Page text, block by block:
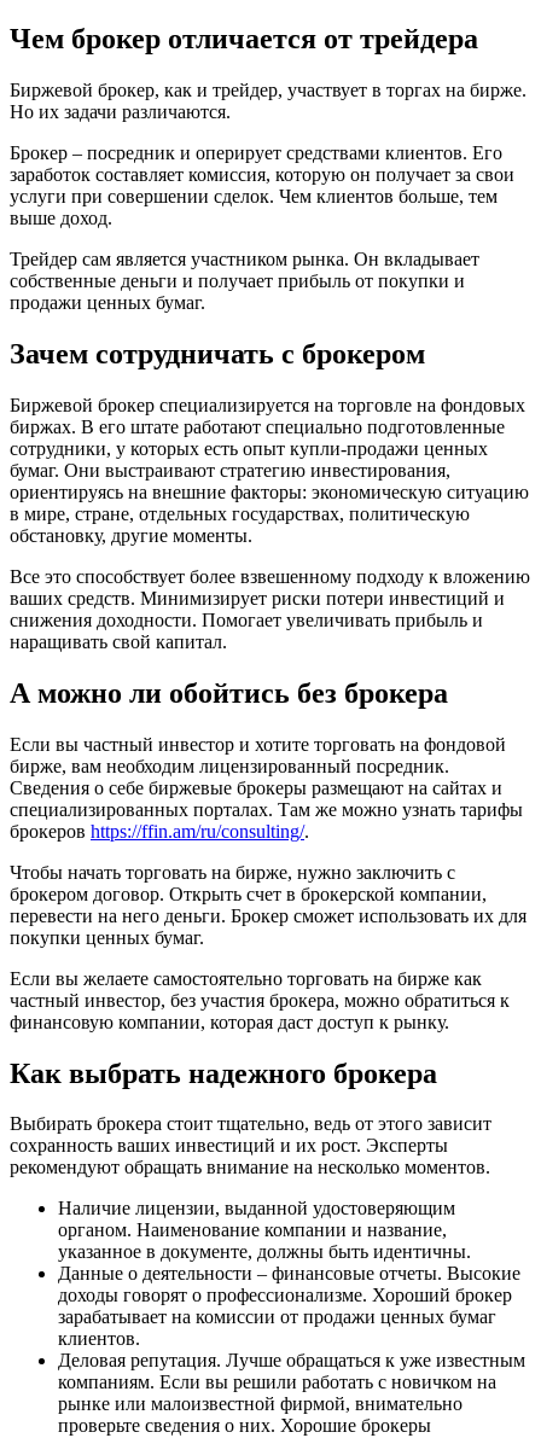
Чем брокер отличается от трейдера
Биржевой брокер, как и трейдер, участвует в торгах на бирже.
Но их задачи различаются.
Брокер – посредник и оперирует средствами клиентов. Его
заработок составляет комиссия, которую он получает за свои
услуги при совершении сделок. Чем клиентов больше, тем
выше доход.
Трейдер сам является участником рынка. Он вкладывает
собственные деньги и получает прибыль от покупки и
продажи ценных бумаг.
Зачем сотрудничать с брокером
Биржевой брокер специализируется на торговле на фондовых
биржах. В его штате работают специально подготовленные
сотрудники, у которых есть опыт купли-продажи ценных
бумаг. Они выстраивают стратегию инвестирования,
ориентируясь на внешние факторы: экономическую ситуацию
в мире, стране, отдельных государствах, политическую
обстановку, другие моменты.
Все это способствует более взвешенному подходу к вложению
ваших средств. Минимизирует риски потери инвестиций и
снижения доходности. Помогает увеличивать прибыль и
наращивать свой капитал.
А можно ли обойтись без брокера
Если вы частный инвестор и хотите торговать на фондовой
бирже, вам необходим лицензированный посредник.
Сведения о себе биржевые брокеры размещают на сайтах и
специализированных порталах. Там же можно узнать тарифы
брокеров https://ffin.am/ru/consulting/.
Чтобы начать торговать на бирже, нужно заключить с
брокером договор. Открыть счет в брокерской компании,
перевести на него деньги. Брокер сможет использовать их для
покупки ценных бумаг.
Если вы желаете самостоятельно торговать на бирже как
частный инвестор, без участия брокера, можно обратиться к
финансовую компании, которая даст доступ к рынку.
Как выбрать надежного брокера
Выбирать брокера стоит тщательно, ведь от этого зависит
сохранность ваших инвестиций и их рост. Эксперты
рекомендуют обращать внимание на несколько моментов.
Наличие лицензии, выданной удостоверяющим
органом. Наименование компании и название,
указанное в документе, должны быть идентичны.
Данные о деятельности – финансовые отчеты. Высокие
доходы говорят о профессионализме. Хороший брокер
зарабатывает на комиссии от продажи ценных бумаг
клиентов.
Деловая репутация. Лучше обращаться к уже известным
компаниям. Если вы решили работать с новичком на
рынке или малоизвестной фирмой, внимательно
проверьте сведения о них. Хорошие брокеры